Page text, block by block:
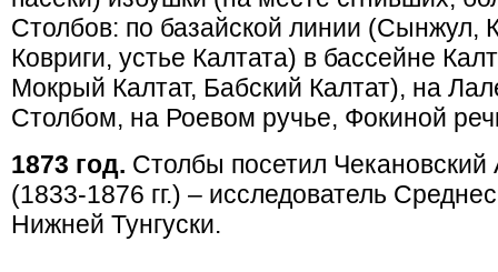
Столбов: по базайской линии (Сынжул,
Ковриги, устье Калтата) в бассейне
Мокрый Калтат, Бабский Калтат), на
Столбом, на Роевом ручье, Фокиной
1873 год. Столбы посетил
(1833-1876 гг.) – исследователь
Нижней Тунгуски.